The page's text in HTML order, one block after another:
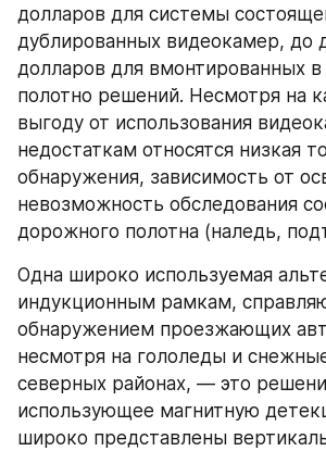
долларов для системы
дублированных видеокамер, до
долларов для вмонтированных
полотно решений. Несмотря на
выгоду от использования
недостаткам относятся низкая
обнаружения, зависимость от
невозможность обследования
Одна широко используемая
индукционным рамкам,
обнаружением проезжающих
несмотря на гололеды и
северных районах, — это
использующее магнитную
широко представлены